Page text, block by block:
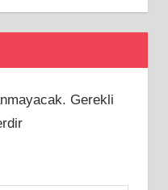
Gerekli